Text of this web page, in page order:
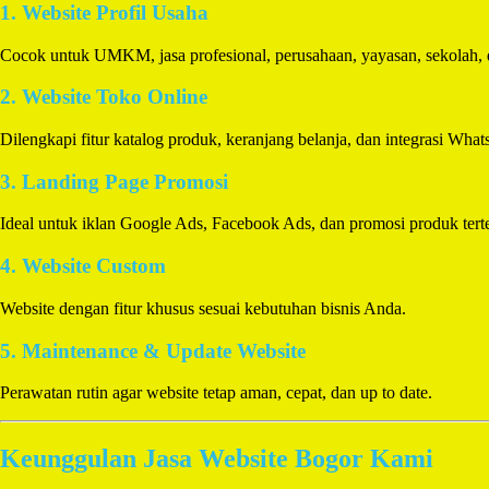
1. Website Profil Usaha
Cocok untuk UMKM, jasa profesional, perusahaan, yayasan, sekolah,
2. Website Toko Online
Dilengkapi fitur katalog produk, keranjang belanja, dan integrasi
3. Landing Page Promosi
Ideal untuk iklan Google Ads, Facebook Ads, dan promosi produk
4. Website Custom
Website dengan fitur khusus sesuai kebutuhan bisnis Anda.
5. Maintenance & Update Website
Perawatan rutin agar website tetap aman, cepat, dan up to date.
Keunggulan Jasa Website Bogor Kami